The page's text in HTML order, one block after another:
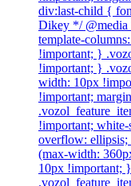
div:last-child {
Dikey */
template-
!important; }
!important; }
width: 10px
!important;
!important;
overflow:
(max-width:
10px !important;